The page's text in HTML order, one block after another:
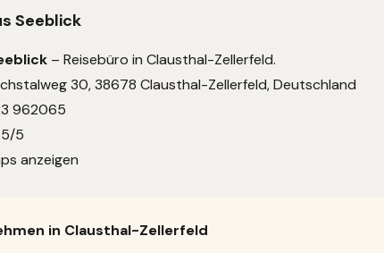
Seeblick
– Reisebüro in Clausthal-Zellerfeld.
30, 38678 Clausthal-Zellerfeld, Deutschland
962065
5
anzeigen
in Clausthal-Zellerfeld